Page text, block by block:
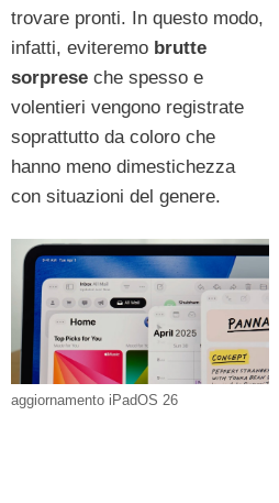
trovare pronti. In questo modo,
infatti, eviteremo brutte
sorpreseche spesso e
volentieri vengono registrate
soprattutto da coloro che
hanno meno dimestichezza
con situazioni del genere.
aggiornamento iPadOS 26